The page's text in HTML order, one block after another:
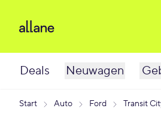
Deals Neuwagen
Start Auto Ford Transit